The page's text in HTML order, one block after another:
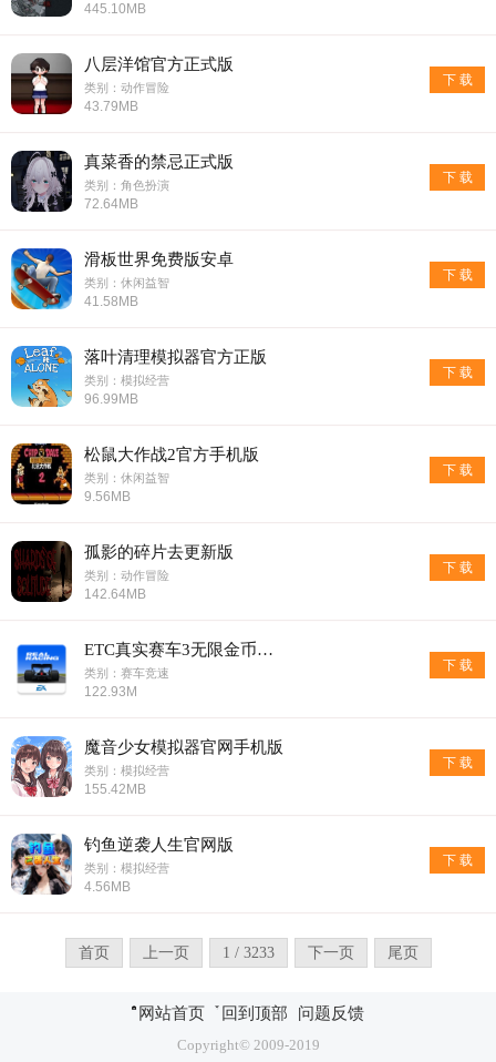
445.10MB
八层洋馆官方正式版
类别：动作冒险
43.79MB
下 载
真菜香的禁忌正式版
类别：角色扮演
72.64MB
下 载
滑板世界免费版安卓
类别：休闲益智
41.58MB
下 载
落叶清理模拟器官方正版
类别：模拟经营
96.99MB
下 载
松鼠大作战2官方手机版
类别：休闲益智
9.56MB
下 载
孤影的碎片去更新版
类别：动作冒险
142.64MB
下 载
ETC真实赛车3无限金币版安卓版
类别：赛车竞速
122.93M
下 载
魔音少女模拟器官网手机版
类别：模拟经营
155.42MB
下 载
钓鱼逆袭人生官网版
类别：模拟经营
4.56MB
下 载
首页 上一页 1 / 3233 下一页 尾页
网站首页 回到顶部 问题反馈
Copyright© 2009-2019